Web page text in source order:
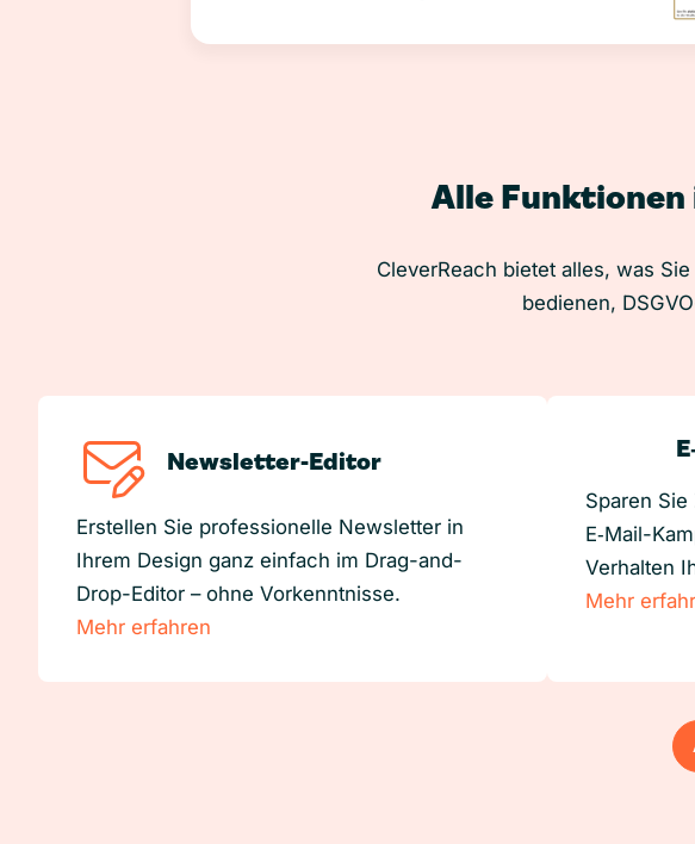
Alle
CleverReach bietet alles, was
bedienen,
Newsletter-Editor
Erstellen Sie professionelle Newsletter in
Ihrem Design ganz einfach im Drag-and-
Drop-Editor – ohne Vorkenntnisse.
Mehr erfahren
Sparen
E‑Mail-
Verhalten
Mehr